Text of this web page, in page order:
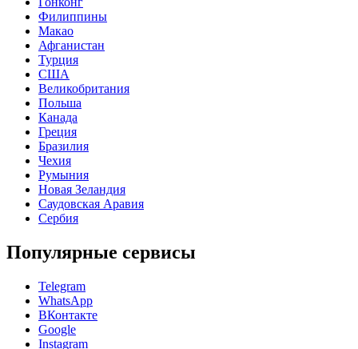
Филиппины
Макао
Афганистан
Турция
США
Великобритания
Польша
Канада
Греция
Бразилия
Чехия
Румыния
Новая Зеландия
Саудовская Аравия
Сербия
Популярные сервисы
Telegram
WhatsApp
ВКонтакте
Google
Instagram